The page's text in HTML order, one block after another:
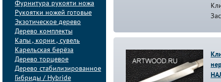
Фурнитура рукояти ножа
Рукоятки ножей готовые
Экзотическое дерево
Дерево комплекты
Капы , корни , сувель
Карельская берёза
Дерево торцевое
Дерево стабилизированное
Гибриды / Hybride